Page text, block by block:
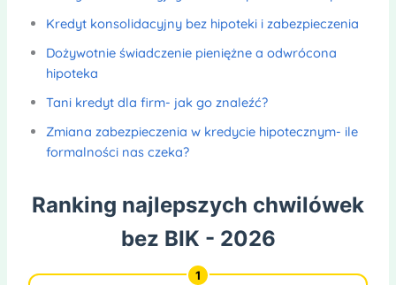
Kredyt konsolidacyjny bez hipoteki i zabezpieczenia
Dożywotnie świadczenie pieniężne a odwrócona
hipoteka
Tani kredyt dla firm- jak go znaleźć?
Zmiana zabezpieczenia w kredycie hipotecznym- ile
formalności nas czeka?
Ranking najlepszych chwilówek
bez BIK - 2026